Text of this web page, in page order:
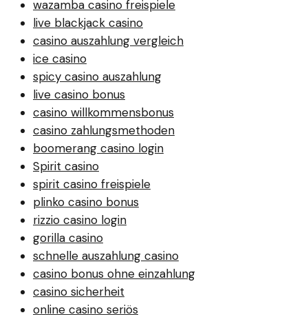
wazamba casino freispiele
live blackjack casino
casino auszahlung vergleich
ice casino
spicy casino auszahlung
live casino bonus
casino willkommensbonus
casino zahlungsmethoden
boomerang casino login
Spirit casino
spirit casino freispiele
plinko casino bonus
rizzio casino login
gorilla casino
schnelle auszahlung casino
casino bonus ohne einzahlung
casino sicherheit
online casino seriös